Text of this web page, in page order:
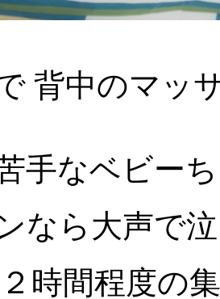
背中のマッ
手なベビー
なら大声で
時間程度の